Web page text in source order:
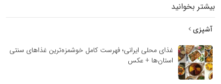
بیشتر بخوانید
آشپزی
غذای محلی ایرانی؛ فهرست کامل خوشمزه‌ترین غذاهای سنتی
استان‌ها + عکس